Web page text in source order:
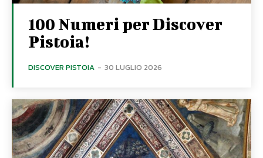
100 Numeri per Discover
Pistoia!
DISCOVER PISTOIA - 30 LUGLIO 2026